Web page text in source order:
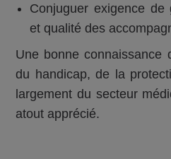
Conjuguer exigence de
et qualité des
Une bonne connaissance
du handicap, de la
largement du secteur
atout apprécié.